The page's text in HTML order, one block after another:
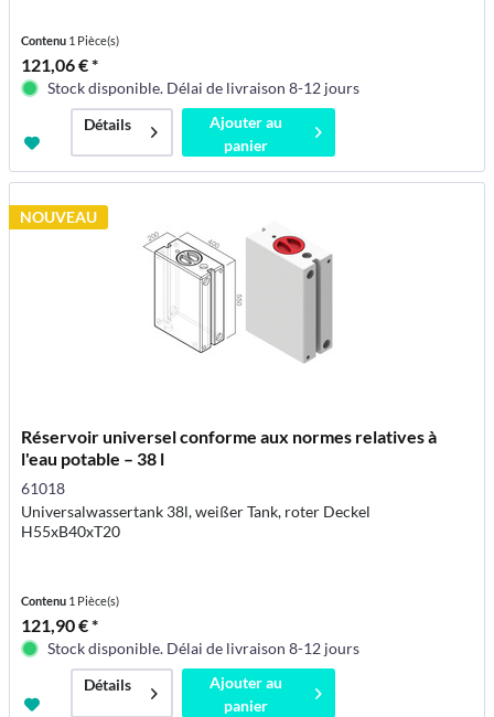
Contenu 1 Pièce(s)
121,06 € *
Stock disponible. Délai de livraison 8-12 jours
Détails
Ajouter au
panier
NOUVEAU
Réservoir universel conforme aux normes relatives à
l'eau potable – 38 l
61018
Universalwassertank 38l, weißer Tank, roter Deckel
H55xB40xT20
Contenu 1 Pièce(s)
121,90 € *
Stock disponible. Délai de livraison 8-12 jours
Détails
Ajouter au
panier